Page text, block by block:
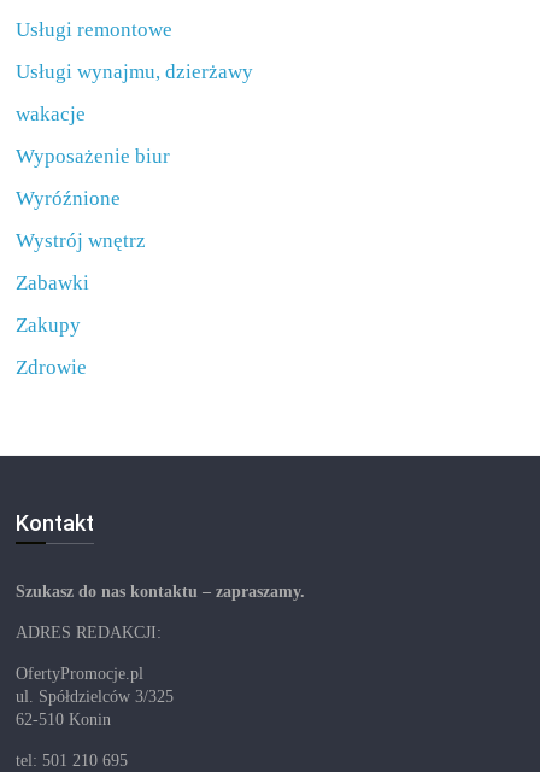
Usługi remontowe
Usługi wynajmu, dzierżawy
wakacje
Wyposażenie biur
Wyróźnione
Wystrój wnętrz
Zabawki
Zakupy
Zdrowie
Kontakt
Szukasz do nas kontaktu – zapraszamy.
ADRES REDAKCJI:
OfertyPromocje.pl
ul. Spółdzielców 3/325
62-510 Konin
tel: 501 210 695